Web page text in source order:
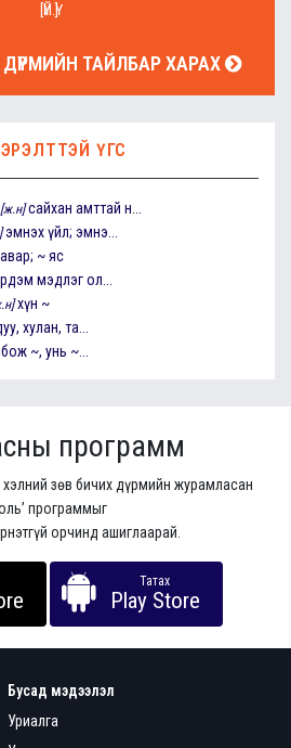
[ҮЙ.Ү]
ТАЙЛБАР ХАРАХ
ЭРЭЛТТЭЙ ҮГС
[ж.н] сайхан амттай н...
эмнэх үйл; эмнэ...
~ яс
мэдлэг ол...
хүн ~
хулан, та...
~, унь ~...
программ
хэлний зөв бичих дүрмийн журамласан
программыг
орчинд ашиглаарай.
Татах
Play Store
Бусад мэдээлэл
Уриалга